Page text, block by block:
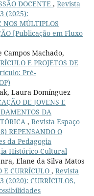
DOCENTE , Revista
(2025):
NOS MÚLTIPLOS
[Publicação em Fluxo
Machado,
E PROJETOS DE
Pré-
Laura Domínguez
DE JOVENS E
DA
, Revista Espaço
REPENSANDO O
da Pedagogia
Histórico-Cultural
Elane da Silva Matos
E CURRÍCULO , Revista
CURRÍCULOS,